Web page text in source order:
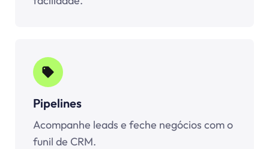
Pipelines
Acompanhe leads e feche negócios com o
funil de CRM.